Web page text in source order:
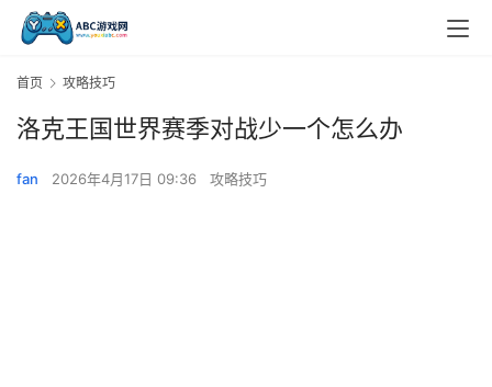
首页 攻略技巧
洛克王国世界赛季对战少一个怎么办
fan 2026年4月17日 09:36 攻略技巧